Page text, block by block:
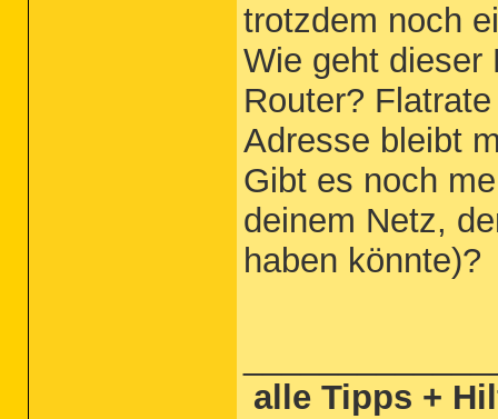
trotzdem noch
Wie geht dieser
Router?
Adresse bleibt
Gibt es noch
deinem Netz,
haben könnte)?
alle Tipps +